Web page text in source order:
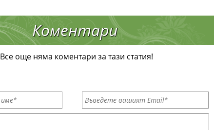
Коментари
Все още няма коментари за тази статия!